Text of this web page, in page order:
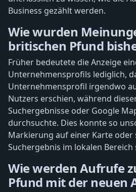
Business gezählt werden.
Wie wurden
britischen Pfund
Früher bedeutete die Anzeige
Unternehmensprofils lediglich,
Unternehmensprofil irgendwo
Nutzers erschien, während
Suchergebnisse oder Google
durchsuchte. Dies konnte so
Markierung auf einer Karte
Suchergebnis im lokalen Bereich
Wie werden Aufrufe
Pfund mit der neuen